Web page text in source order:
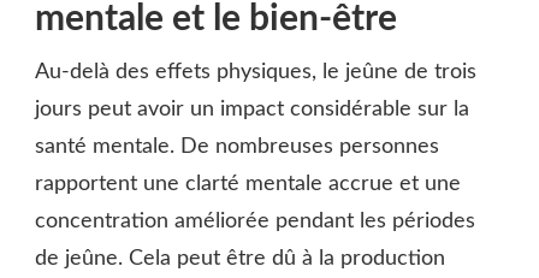
mentale et le bien-être
Au-delà des effets physiques, le jeûne de trois
jours peut avoir un impact considérable sur la
santé mentale. De nombreuses personnes
rapportent une clarté mentale accrue et une
concentration améliorée pendant les périodes
de jeûne. Cela peut être dû à la production